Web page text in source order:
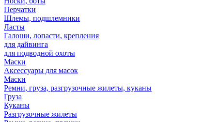
Перчатки
Шлемы, подшлемники
Ласты
Галоши, лопасти, крепления
для дайвинга
для подводной охоты
Маски
Аксессуары для масок
Маски
Ремни, груза, разгрузочные жилеты, куканы
Груза
Куканы
Разгрузочные жилеты